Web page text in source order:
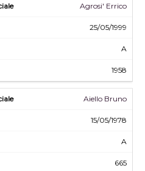
Agrosi' Errico
25/05/1999
A
1958
Aiello Bruno
15/05/1978
A
665